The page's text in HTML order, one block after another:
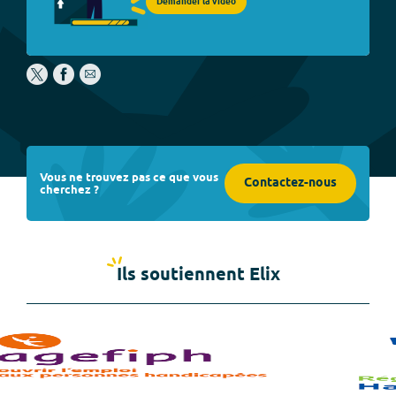
Vous ne trouvez pas ce que vous
cherchez ? Contactez-nous
Ils soutiennent Elix